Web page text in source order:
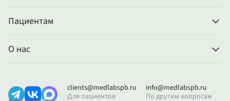
Пациентам
О нас
clients@medlabspb.ru
Для пациентов
info@medlabspb.ru
По другим вопросам